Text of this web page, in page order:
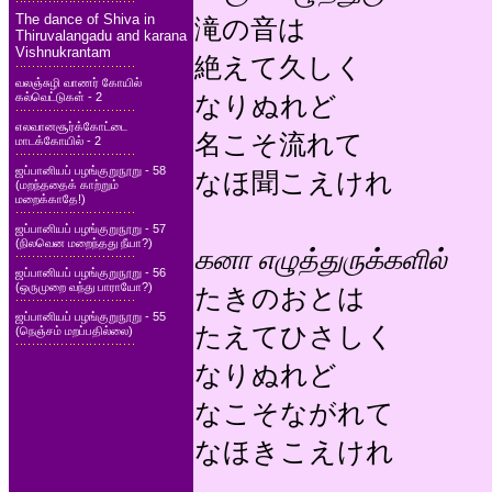
The dance of Shiva in
Thiruvalangadu and karana
Vishnukrantam
வலஞ்சுழி வாணர் கோயில்
கல்வெட்டுகள் - 2
எலவானசூர்க்கோட்டை
மாடக்கோயில் - 2
ஜப்பானியப் பழங்குறுநூறு - 58
(மறந்ததைக் காற்றும்
மறைக்காதே!)
ஜப்பானியப் பழங்குறுநூறு - 57
(நிலவென மறைந்தது நீயா?)
ஜப்பானியப் பழங்குறுநூறு - 56
(ஒருமுறை வந்து பாராயோ?)
ஜப்பானியப் பழங்குறுநூறு - 55
(நெஞ்சம் மறப்பதில்லை)
滝の音は
絶えて久しく
なりぬれど
名こそ流れて
なほ聞こえけれ
கனா எழுத்துருக்களில்
たきのおとは
たえてひさしく
なりぬれど
なこそながれて
なほきこえけれ